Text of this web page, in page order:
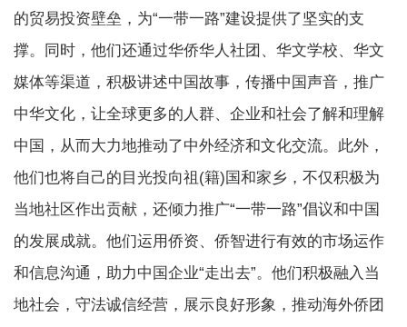
的贸易投资壁垒，为“一带一路”建设提供了坚实的支
撑。同时，他们还通过华侨华人社团、华文学校、华文
媒体等渠道，积极讲述中国故事，传播中国声音，推广
中华文化，让全球更多的人群、企业和社会了解和理解
中国，从而大力地推动了中外经济和文化交流。此外，
他们也将自己的目光投向祖(籍)国和家乡，不仅积极为
当地社区作出贡献，还倾力推广“一带一路”倡议和中国
的发展成就。他们运用侨资、侨智进行有效的市场运作
和信息沟通，助力中国企业“走出去”。他们积极融入当
地社会，守法诚信经营，展示良好形象，推动海外侨团